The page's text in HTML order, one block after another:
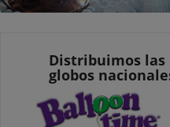
Distribuimos las
globos